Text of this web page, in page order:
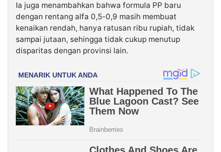
Ia juga menambahkan bahwa formula PP baru
dengan rentang alfa 0,5-0,9 masih membuat
kenaikan rendah, hanya ratusan ribu rupiah, tidak
sampai jutaan, sehingga tidak cukup menutup
disparitas dengan provinsi lain.